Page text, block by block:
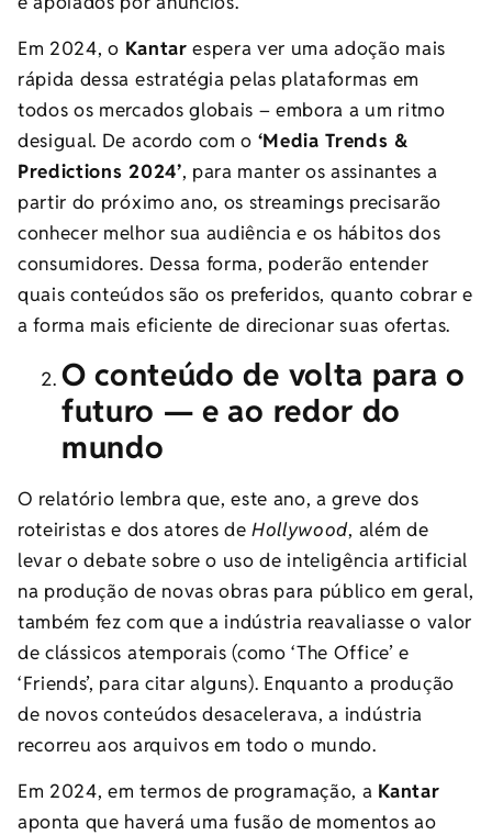
Em 2024, o Kantar espera ver uma adoção mais
rápida dessa estratégia pelas plataformas em
todos os mercados globais – embora a um ritmo
desigual. De acordo com o ‘Media Trends &
Predictions 2024’, para manter os assinantes a
partir do próximo ano, os streamings precisarão
conhecer melhor sua audiência e os hábitos dos
consumidores. Dessa forma, poderão entender
quais conteúdos são os preferidos, quanto cobrar e
a forma mais eficiente de direcionar suas ofertas.
O conteúdo de volta para o
futuro — e ao redor do
mundo
O relatório lembra que, este ano, a greve dos
roteiristas e dos atores de Hollywood, além de
levar o debate sobre o uso de inteligência artificial
na produção de novas obras para público em geral,
também fez com que a indústria reavaliasse o valor
de clássicos atemporais (como ‘The Office’ e
‘Friends’, para citar alguns). Enquanto a produção
de novos conteúdos desacelerava, a indústria
recorreu aos arquivos em todo o mundo.
Em 2024, em termos de programação, a Kantar
aponta que haverá uma fusão de momentos ao